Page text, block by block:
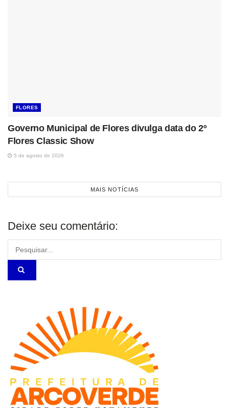
FLORES
Governo Municipal de Flores divulga data do 2º
Flores Classic Show
5 de agosto de 2026
MAIS NOTÍCIAS
Deixe seu comentário: